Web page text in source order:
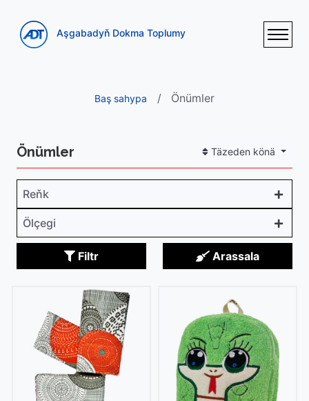
Aşgabadyň Dokma Toplumy
Baş sahypa Önümler
Önümler Täzeden könä
Reňk
Ölçegi
Filtr Arassala